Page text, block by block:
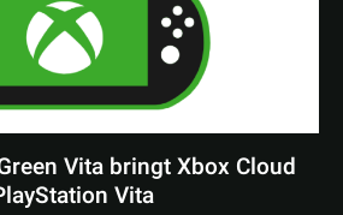
Vita bringt Xbox Cloud
Vita